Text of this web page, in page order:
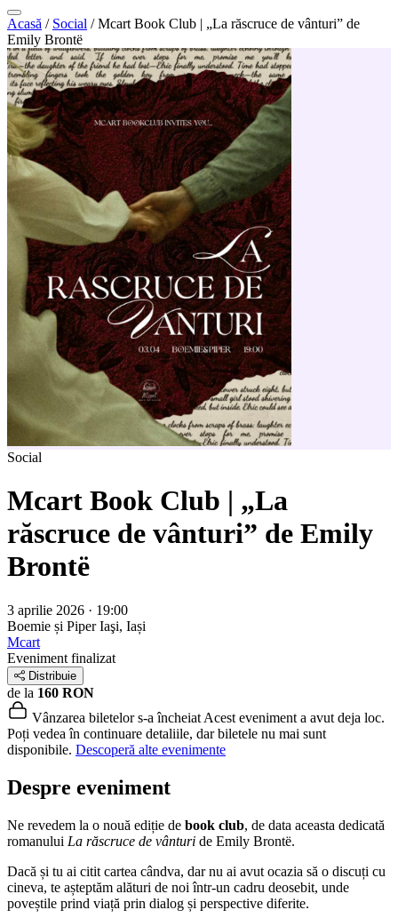
Acasă / Social / Mcart Book Club | „La răscruce de vânturi” de
Emily Brontë
Social
Mcart Book Club | „La
răscruce de vânturi” de Emily
Brontë
3 aprilie 2026 · 19:00
Boemie și Piper Iaşi, Iași
Mcart
Eveniment finalizat
Distribuie
de la 160 RON
Vânzarea biletelor s-a încheiat Acest eveniment a avut deja loc.
Poți vedea în continuare detaliile, dar biletele nu mai sunt
disponibile. Descoperă alte evenimente
Despre eveniment
Ne revedem la o nouă ediție de book club, de data aceasta dedicată
romanului La răscruce de vânturi de Emily Brontë.
Dacă și tu ai citit cartea cândva, dar nu ai avut ocazia să o discuți cu
cineva, te așteptăm alături de noi într-un cadru deosebit, unde
poveștile prind viață prin dialog și perspective diferite.